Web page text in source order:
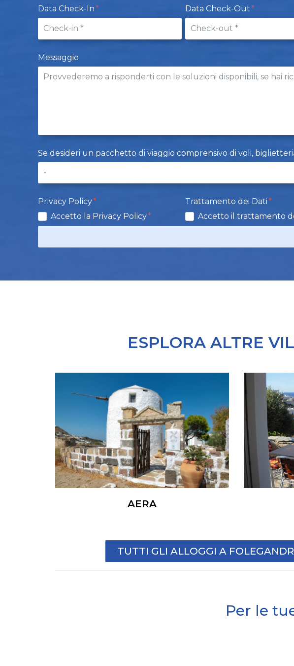
Data Check-In Data Check-Out
Messaggio
Se desideri un pacchetto di viaggio comprensivo di voli,
Privacy Policy
Accetto la Privacy Policy
Trattamento dei Dati
Accetto il trattamento
ESPLORA ALTRE
AERA
TUTTI GLI ALLOGGI A
Per le